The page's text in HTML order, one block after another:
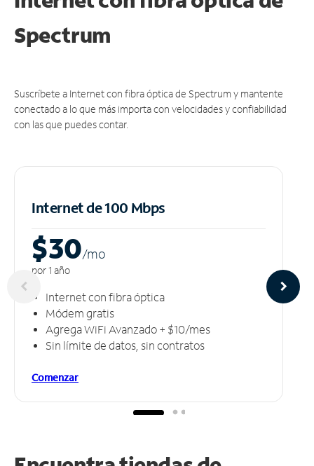
Spectrum
Suscríbete a Internet con fibra óptica de Spectrum y mantente
conectado a lo que más importa con velocidades y confiabilidad
con las que puedes contar.
Internet de 100 Mbps
$30/mo
por 1 año
Internet con fibra óptica
Módem gratis
Agrega WiFi Avanzado + $10/mes
Sin límite de datos, sin contratos
Comenzar